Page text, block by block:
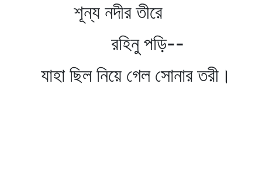
শূন্য নদীর তীরে
রহিনু পড়ি--
যাহা ছিল নিয়ে গেল সোনার তরী।